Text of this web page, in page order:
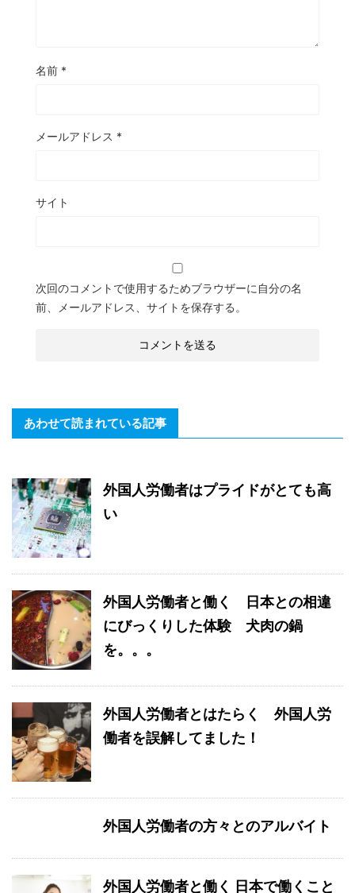
名前 *
メールアドレス *
サイト
次回のコメントで使用するためブラウザーに自分の名
前、メールアドレス、サイトを保存する。
あわせて読まれている記事
外国人労働者はプライドがとても高
い
外国人労働者と働く 日本との相違
にびっくりした体験 犬肉の鍋
を。。。
外国人労働者とはたらく 外国人労
働者を誤解してました！
外国人労働者の方々とのアルバイト
外国人労働者と働く 日本で働くこと